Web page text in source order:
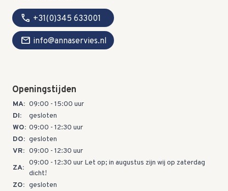
call +31(0)345 633001
mail info@annaservies.nl
Openingstijden
MA: 09:00 - 15:00 uur
DI:
gesloten
WO: 09:00 - 12:30 uur
DO: gesloten
VR: 09:00 - 12:30 uur
ZA:
09:00 - 12:30 uur Let op; in augustus zijn wij op zaterdag
dicht!
ZO: gesloten